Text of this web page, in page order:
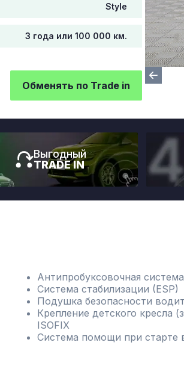
Style
3 года или 100 000 км.
Обменять по Trade in
Выгодный
TRADE IN
Антипробуксовочная
Система стабилизации (ESP)
Подушка безопасности
Крепление детского кресла
ISOFIX
Система помощи при старте